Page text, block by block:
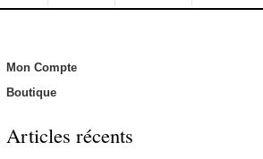
Mon Compte
Boutique
Articles récents